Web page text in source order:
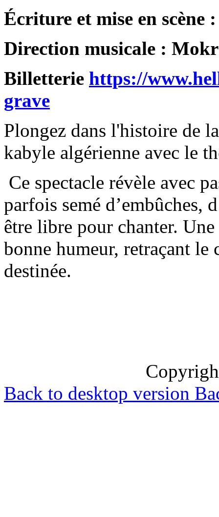
Écriture et mise en
Direction musicale :
Billetterie https://
grave
Plongez dans l'histoire de
kabyle algérienne avec le
Ce spectacle révèle avec
parfois semé d’embûches,
être libre pour chanter.
bonne humeur, retraçant le
destinée.
Back to desktop version